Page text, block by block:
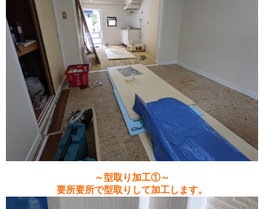
～型取り加工①～
要所要所で型取りして加工します。